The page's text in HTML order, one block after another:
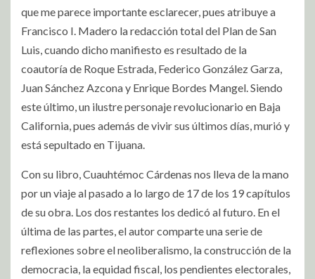
que me parece importante esclarecer, pues atribuye a
Francisco I. Madero la redacción total del Plan de San
Luis, cuando dicho manifiesto es resultado de la
coautoría de Roque Estrada, Federico González Garza,
Juan Sánchez Azcona y Enrique Bordes Mangel. Siendo
este último, un ilustre personaje revolucionario en Baja
California, pues además de vivir sus últimos días, murió y
está sepultado en Tijuana.
Con su libro, Cuauhtémoc Cárdenas nos lleva de la mano
por un viaje al pasado a lo largo de 17 de los 19 capítulos
de su obra. Los dos restantes los dedicó al futuro. En el
última de las partes, el autor comparte una serie de
reflexiones sobre el neoliberalismo, la construcción de la
democracia, la equidad fiscal, los pendientes electorales,